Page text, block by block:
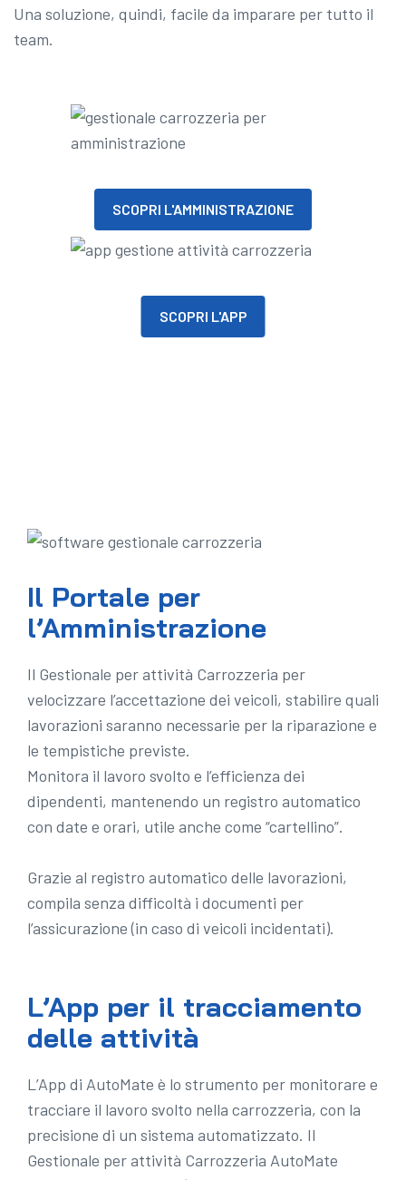
Una soluzione, quindi, facile da imparare per tutto il
team.
SCOPRI L'AMMINISTRAZIONE
SCOPRI L'APP
Il Portale per
l’Amministrazione
Il Gestionale per attività Carrozzeria per
velocizzare l’accettazione dei veicoli, stabilire quali
lavorazioni saranno necessarie per la riparazione e
le tempistiche previste.
Monitora il lavoro svolto e l’efficienza dei
dipendenti, mantenendo un registro automatico
con date e orari, utile anche come “cartellino”.
Grazie al registro automatico delle lavorazioni,
compila senza difficoltà i documenti per
l’assicurazione (in caso di veicoli incidentati).
L’App per il tracciamento
delle attività
L’App di AutoMate è lo strumento per monitorare e
tracciare il lavoro svolto nella carrozzeria, con la
precisione di un sistema automatizzato. Il
Gestionale per attività Carrozzeria AutoMate